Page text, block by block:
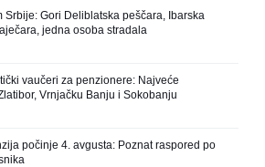
Srbije: Gori Deliblatska peščara, Ibarska
jedna osoba stradala
vaučeri za penzionere: Najveće
Vrnjačku Banju i Sokobanju
počinje 4. avgusta: Poznat raspored po